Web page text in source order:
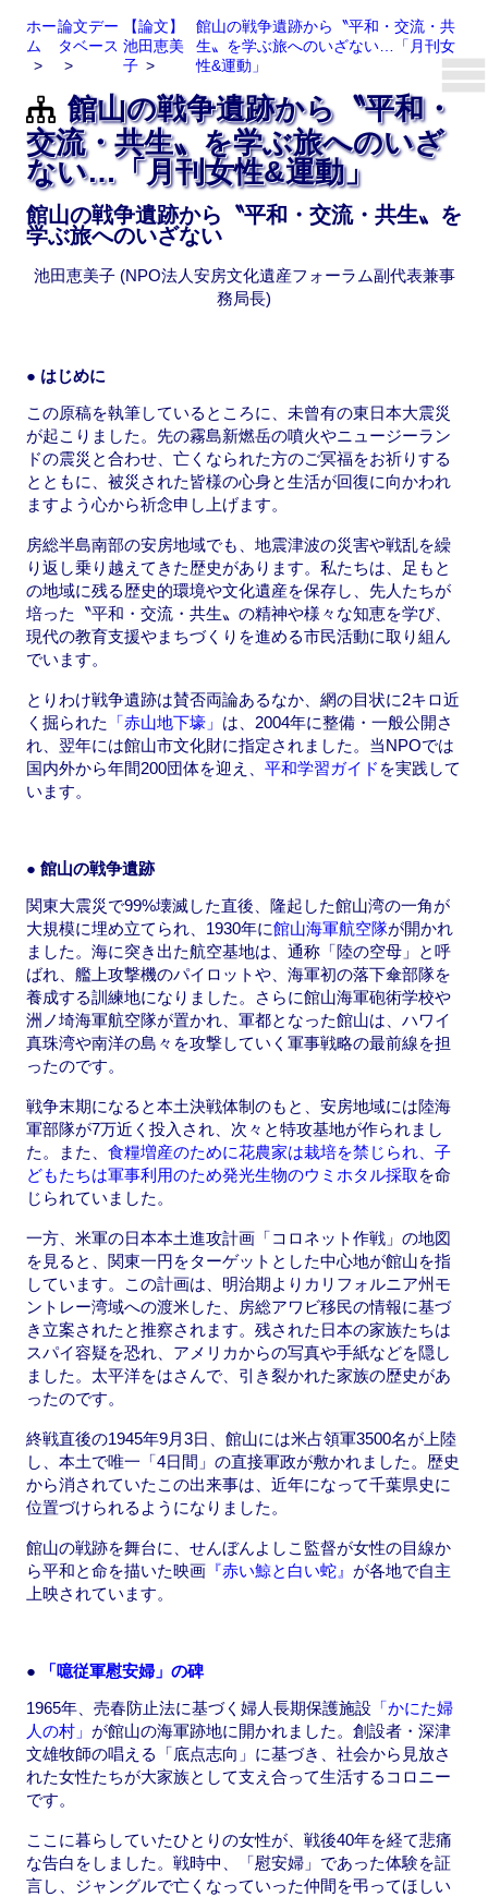
ホー
ム
論文デー
タベース
【論文】
池田恵美
子
館山の戦争遺跡から〝平和・交流・共
生〟を学ぶ旅へのいざない…「月刊女
性&運動」
館山の戦争遺跡から〝平和・
交流・共生〟を学ぶ旅へのいざ
ない…「月刊女性&運動」
館山の戦争遺跡から〝平和・交流・共生〟を
学ぶ旅へのいざない
池田恵美子 (NPO法人安房文化遺産フォーラム副代表兼事
務局長)
● はじめに
この原稿を執筆しているところに、未曾有の東日本大震災
が起こりました。先の霧島新燃岳の噴火やニュージーラン
ドの震災と合わせ、亡くなられた方のご冥福をお祈りする
とともに、被災された皆様の心身と生活が回復に向かわれ
ますよう心から祈念申し上げます。
房総半島南部の安房地域でも、地震津波の災害や戦乱を繰
り返し乗り越えてきた歴史があります。私たちは、足もと
の地域に残る歴史的環境や文化遺産を保存し、先人たちが
培った〝平和・交流・共生〟の精神や様々な知恵を学び、
現代の教育支援やまちづくりを進める市民活動に取り組ん
でいます。
とりわけ戦争遺跡は賛否両論あるなか、網の目状に2キロ近
く掘られた
「赤山地下壕」 は、2004年に整備・一般公開さ
れ、翌年には館山市文化財に指定されました。当NPOでは
国内外から年間200団体を迎え、 平和学習ガイド を実践して
います。
● 館山の戦争遺跡
関東大震災で99%壊滅した直後、隆起した館山湾の一角が
大規模に埋め立てられ、1930年に館山海軍航空隊が開かれ
ました。海に突き出た航空基地は、通称「陸の空母」と呼
ばれ、艦上攻撃機のパイロットや、海軍初の落下傘部隊を
養成する訓練地になりました。さらに館山海軍砲術学校や
洲ノ埼海軍航空隊が置かれ、軍都となった館山は、ハワイ
真珠湾や南洋の島々を攻撃していく軍事戦略の最前線を担
ったのです。
戦争末期になると本土決戦体制のもと、安房地域には陸海
軍部隊が7万近く投入され、次々と特攻基地が作られまし
た。また、 食糧増産のために花農家は栽培を禁じられ、子
どもたちは軍事利用のため発光生物のウミホタル採取 を命
じられていました。
一方、米軍の日本本土進攻計画「コロネット作戦」の地図
を見ると、関東一円をターゲットとした中心地が館山を指
しています。この計画は、明治期よりカリフォルニア州モ
ントレー湾域への渡米した、房総アワビ移民の情報に基づ
き立案されたと推察されます。残された日本の家族たちは
スパイ容疑を恐れ、アメリカからの写真や手紙などを隠し
ました。太平洋をはさんで、引き裂かれた家族の歴史があ
ったのです。
終戦直後の1945年9月3日、館山には米占領軍3500名が上陸
し、本土で唯一「4日間」の直接軍政が敷かれました。歴史
から消されていたこの出来事は、近年になって千葉県史に
位置づけられるようになりました。
館山の戦跡を舞台に、せんぼんよしこ監督が女性の目線か
ら平和と命を描いた映画 『赤い鯨と白い蛇』 が各地で自主
上映されています。
●
「噫従軍慰安婦」の碑
1965年、売春防止法に基づく婦人長期保護施設 「かにた婦
人の村」 が館山の海軍跡地に開かれました。創設者・深津
文雄牧師の唱える「底点志向」に基づき、社会から見放さ
れた女性たちが大家族として支え合って生活するコロニー
です。
ここに暮らしていたひとりの女性が、戦後40年を経て悲痛
な告白をしました。戦時中、「慰安婦」であった体験を証
言し、ジャングルで亡くなっていった仲間を弔ってほしい